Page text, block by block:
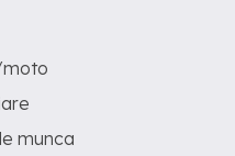
moto
munca